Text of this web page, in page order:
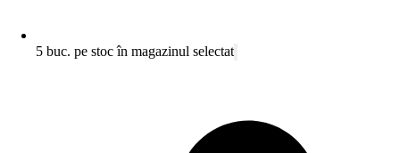
5 buc. pe stoc în magazinul selectat